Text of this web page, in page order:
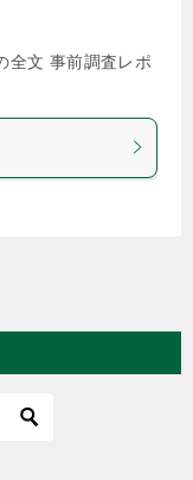
全文 事前調査レポ